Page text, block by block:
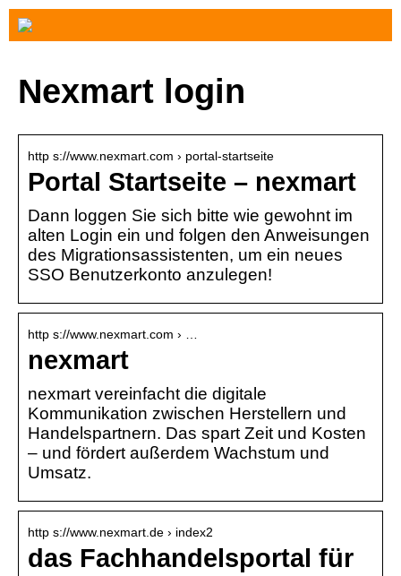
Nexmart login
http s://www.nexmart.com › portal-startseite
Portal Startseite – nexmart
Dann loggen Sie sich bitte wie gewohnt im
alten Login ein und folgen den Anweisungen
des Migrationsassistenten, um ein neues
SSO Benutzerkonto anzulegen!
http s://www.nexmart.com › …
nexmart
nexmart vereinfacht die digitale
Kommunikation zwischen Herstellern und
Handelspartnern. Das spart Zeit und Kosten
– und fördert außerdem Wachstum und
Umsatz.
http s://www.nexmart.de › index2
das Fachhandelsportal für